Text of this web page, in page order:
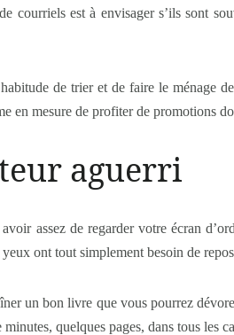
courriels est à envisager s’ils sont
de trier et de faire le ménage
en mesure de profiter de promotions
aguerri
assez de regarder votre écran
ont tout simplement besoin de
un bon livre que vous pourrez
minutes, quelques pages, dans tous